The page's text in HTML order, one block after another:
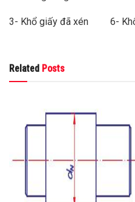
3- Khổ giấy đã xén 6- Khổ
Related Posts